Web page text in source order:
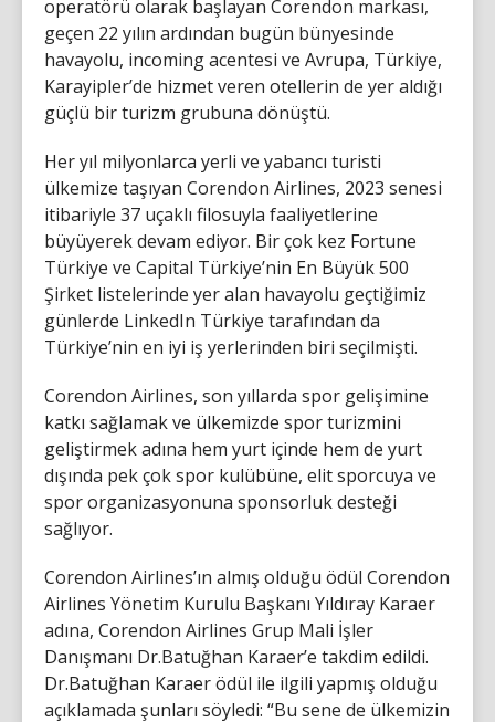
operatörü olarak başlayan Corendon markası,
geçen 22 yılın ardından bugün bünyesinde
havayolu, incoming acentesi ve Avrupa, Türkiye,
Karayipler’de hizmet veren otellerin de yer aldığı
güçlü bir turizm grubuna dönüştü.
Her yıl milyonlarca yerli ve yabancı turisti
ülkemize taşıyan Corendon Airlines, 2023 senesi
itibariyle 37 uçaklı filosuyla faaliyetlerine
büyüyerek devam ediyor. Bir çok kez Fortune
Türkiye ve Capital Türkiye’nin En Büyük 500
Şirket listelerinde yer alan havayolu geçtiğimiz
günlerde LinkedIn Türkiye tarafından da
Türkiye’nin en iyi iş yerlerinden biri seçilmişti.
Corendon Airlines, son yıllarda spor gelişimine
katkı sağlamak ve ülkemizde spor turizmini
geliştirmek adına hem yurt içinde hem de yurt
dışında pek çok spor kulübüne, elit sporcuya ve
spor organizasyonuna sponsorluk desteği
sağlıyor.
Corendon Airlines’ın almış olduğu ödül Corendon
Airlines Yönetim Kurulu Başkanı Yıldıray Karaer
adına, Corendon Airlines Grup Mali İşler
Danışmanı Dr.Batuğhan Karaer’e takdim edildi.
Dr.Batuğhan Karaer ödül ile ilgili yapmış olduğu
açıklamada şunları söyledi: “Bu sene de ülkemizin